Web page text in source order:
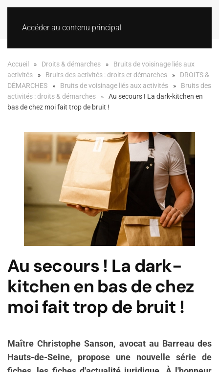
Accéder au contenu principal
Accueil Droits & démarches
Bruits de voisinage liés aux
activités
Bruits des activités : droits et démarches
DROITS &
DÉMARCHES
Bruits de voisinage liés aux activités
Bruits des
activités : droits & démarches
Au secours ! La dark-kitchen en
bas de chez moi fait trop de bruit !
Au secours ! La dark-
kitchen en bas de chez
moi fait trop de bruit !
Maître Christophe Sanson, avocat au Barreau des
Hauts-de-Seine, propose une nouvelle série de